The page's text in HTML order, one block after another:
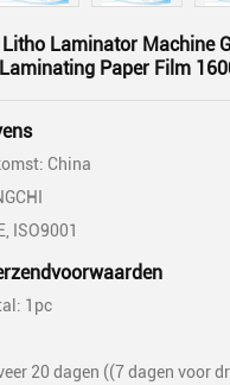
Laminator Machine
Paper Film
China
ISO9001
1pc
20 dagen ((7 dagen voor